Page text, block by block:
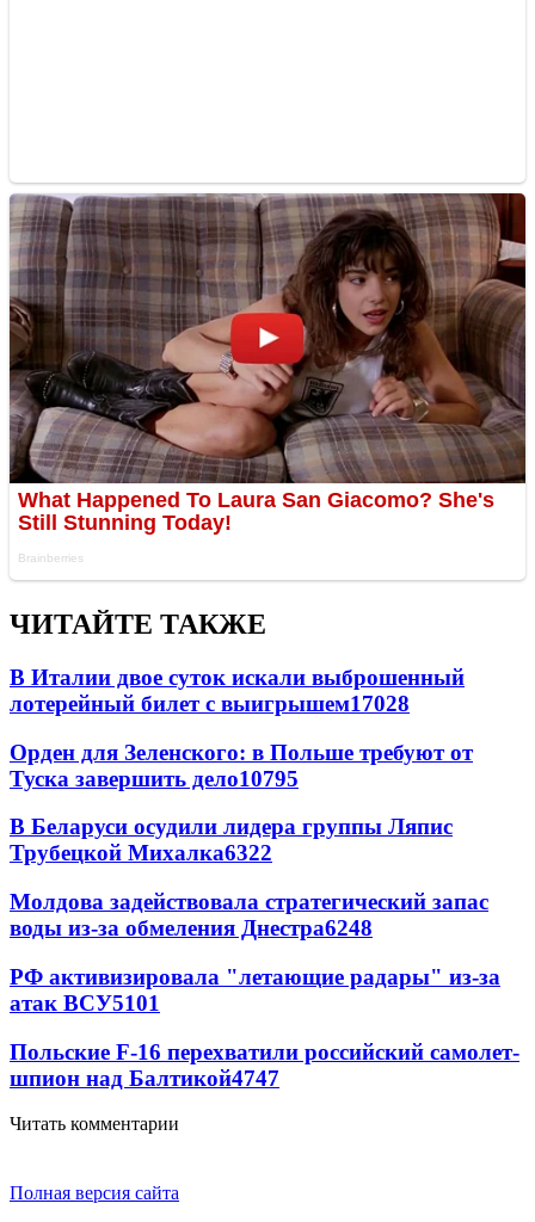
ЧИТАЙТЕ ТАКЖЕ
В Италии двое суток искали выброшенный
лотерейный билет с выигрышем17028
Орден для Зеленского: в Польше требуют от
Туска завершить дело10795
В Беларуси осудили лидера группы Ляпис
Трубецкой Михалка6322
Молдова задействовала стратегический запас
воды из-за обмеления Днестра6248
РФ активизировала "летающие радары" из-за
атак ВСУ5101
Польские F-16 перехватили российский самолет-
шпион над Балтикой4747
Читать комментарии
Полная версия сайта